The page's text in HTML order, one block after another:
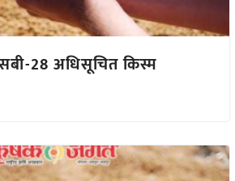
28 अधिसूचित किस्म